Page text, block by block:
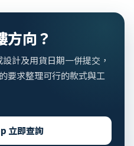
方向？
計及用貨日期一併提交，
要求整理可行的款式與工
立即查詢